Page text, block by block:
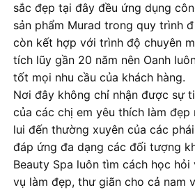
sắc đẹp tại đây đều ứng dụng
sản phẩm Murad trong quy trình
còn kết hợp với trình độ chuyên
tích lũy gần 20 năm nên Oanh
tốt mọi nhu cầu của khách hàng.
Nơi đây không chỉ nhận được sự
của các chị em yêu thích làm
lui đến thường xuyên của các
đáp ứng đa dạng các đối tượng
Beauty Spa luôn tìm cách học
vụ làm đẹp, thư giãn cho cả nam